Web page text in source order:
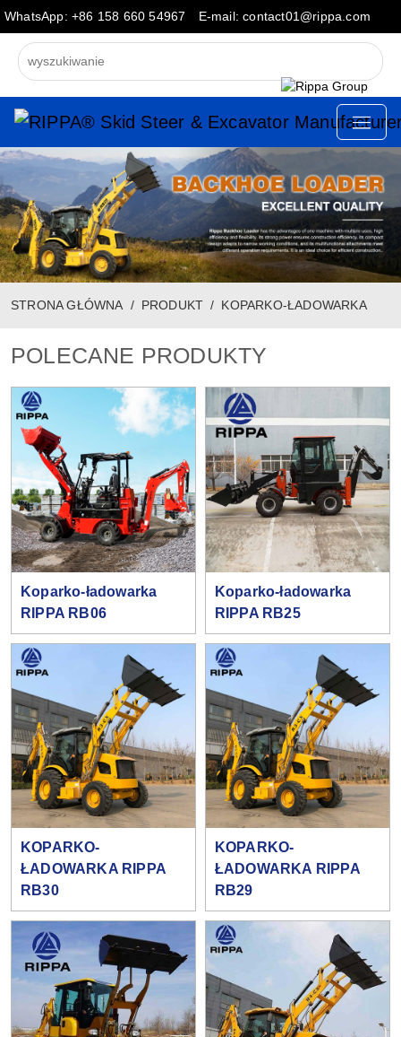
WhatsApp: +86 158 660 54967 E-mail: contact01@rippa.com
STRONA GŁÓWNA PRODUKT KOPARKO-ŁADOWARKA
POLECANE PRODUKTY
Koparko-ładowarka
RIPPA RB06
Koparko-ładowarka
RIPPA RB25
KOPARKO-
ŁADOWARKA RIPPA
RB30
KOPARKO-
ŁADOWARKA RIPPA
RB29